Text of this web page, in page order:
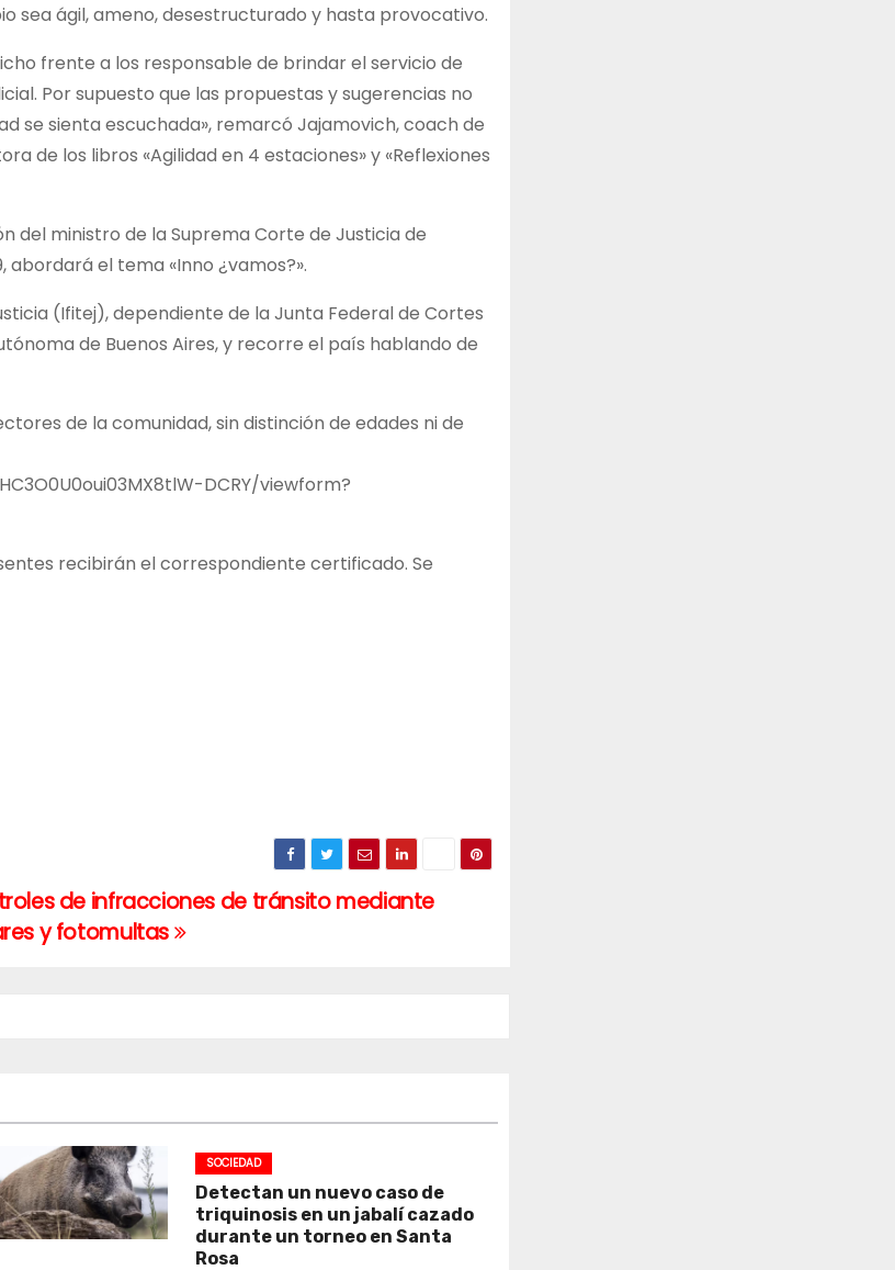
sea ágil, ameno, desestructurado y hasta provocativo.
frente a los responsable de brindar el servicio de
Por supuesto que las propuestas y sugerencias no
se sienta escuchada», remarcó Jajamovich, coach de
de los libros «Agilidad en 4 estaciones» y «Reflexiones
del ministro de la Suprema Corte de Justicia de
abordará el tema «Inno ¿vamos?».
(Ifitej), dependiente de la Junta Federal de Cortes
de Buenos Aires, y recorre el país hablando de
de la comunidad, sin distinción de edades ni de
DCRY/viewform?
recibirán el correspondiente certificado. Se
de infracciones de tránsito mediante
y fotomultas
SOCIEDAD
Detectan un nuevo caso de
triquinosis en un jabalí cazado
durante un torneo en Santa
Rosa